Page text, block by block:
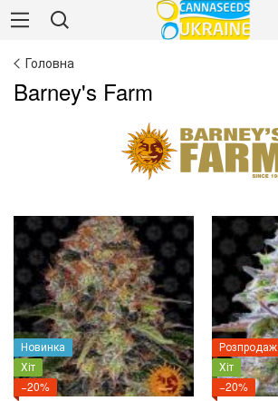
Головна
Barney's Farm
Новинка
Хіт
−20%
Розпродаж
Хіт
−20%